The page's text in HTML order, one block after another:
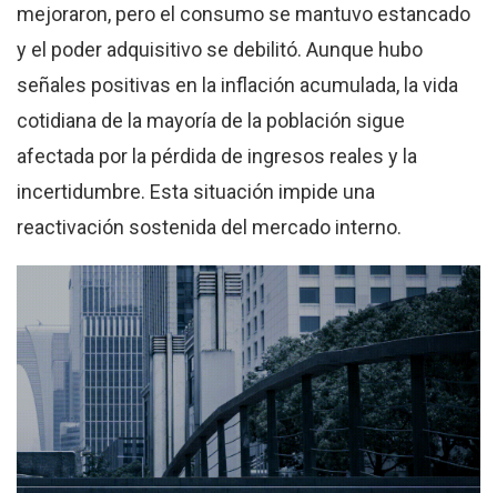
mejoraron, pero el consumo se mantuvo estancado
y el poder adquisitivo se debilitó. Aunque hubo
señales positivas en la inflación acumulada, la vida
cotidiana de la mayoría de la población sigue
afectada por la pérdida de ingresos reales y la
incertidumbre. Esta situación impide una
reactivación sostenida del mercado interno.